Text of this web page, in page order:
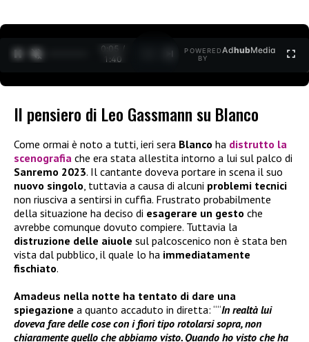
0:06 /
1:40
POWERED
BY
AdhubMedia
Il pensiero di Leo Gassmann su Blanco
Come ormai è noto a tutti, ieri sera Blanco ha distrutto la
scenografia che era stata allestita intorno a lui sul palco di
Sanremo 2023. Il cantante doveva portare in scena il suo
nuovo singolo, tuttavia a causa di alcuni problemi tecnici
non riusciva a sentirsi in cuffia. Frustrato probabilmente
della situazione ha deciso di esagerare un gesto che
avrebbe comunque dovuto compiere. Tuttavia la
distruzione delle aiuole sul palcoscenico non è stata ben
vista dal pubblico, il quale lo ha immediatamente
fischiato.
Amadeus nella notte ha tentato di dare una
spiegazione a quanto accaduto in diretta: ““In realtà lui
doveva fare delle cose con i fiori tipo rotolarsi sopra, non
chiaramente quello che abbiamo visto. Quando ho visto che ha